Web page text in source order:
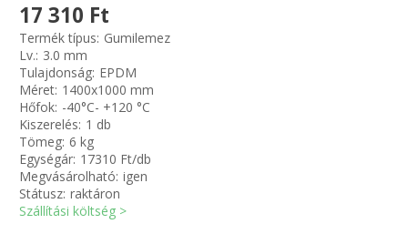
O-GYŰRŰ
17 310 Ft
Termék típus: Gumilemez
Lv.: 3.0 mm
Tulajdonság: EPDM
Méret: 1400x1000 mm
Hőfok: -40°C- +120 °C
Kiszerelés: 1 db
Tömeg: 6 kg
Egységár: 17310 Ft/db
Megvásárolható: igen
Státusz: raktáron
Szállítási költség >